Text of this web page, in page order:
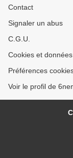
Contact
Signaler un abus
C.G.U.
Cookies et
Préférences
Voir le profil de